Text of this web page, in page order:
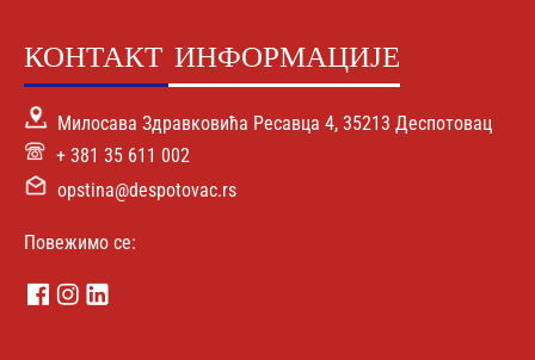
КОНТАКТ ИНФОРМАЦИЈЕ
Милосава Здравковића Ресавца 4, 35213 Деспотовац
+ 381 35 611 002
opstina@despotovac.rs
Повежимо се: